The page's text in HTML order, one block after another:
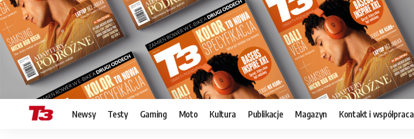
Newsy Testy Gaming Moto Kultura Publikacje Magazyn Kontakt i współpraca